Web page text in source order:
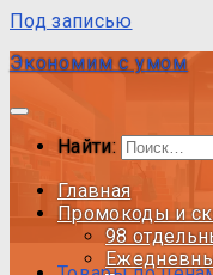
Под записью
Экономим с умом
Найти:
Главная
Промокоды и
98